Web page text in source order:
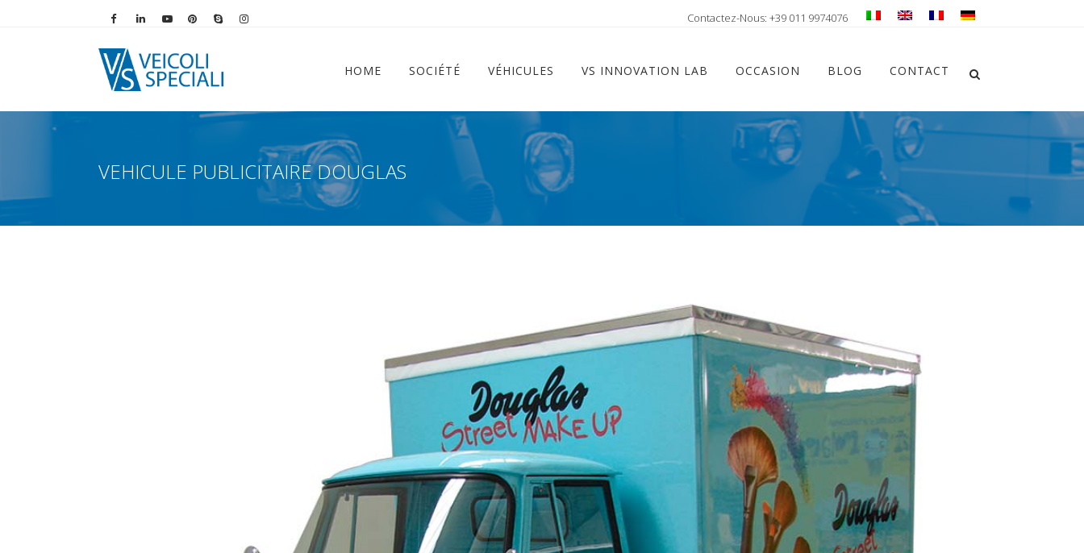
Vai alla pagina Facebook
Vai al profilo LinkedIn
Vai al canale YouTube
Vai al profilo Pinterest
Chiama su Skype
Vai al profilo Instagram Contactez-Nous: +39 011 9974076
HOME SOCIÉTÉ VÉHICULES VS INNOVATION LAB OCCASION BLOG CONTACT
VEHICULE PUBLICITAIRE DOUGLAS